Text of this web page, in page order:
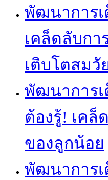
พัฒนาการเ
เคล็ดลับก
เติบโตสมวั
พัฒนาการเ
ต้องรู้! เคล็
ของลูกน้อย
พัฒนาการเ